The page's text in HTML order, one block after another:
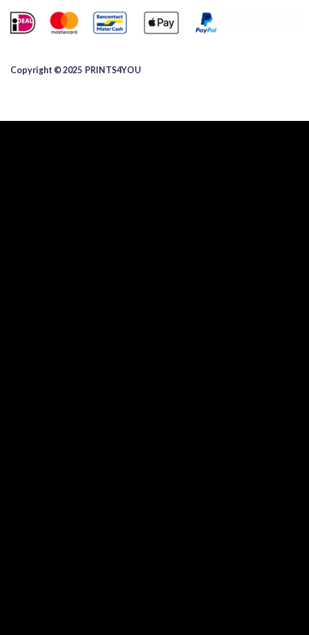
Copyright © 2025 ​PRINTS4YOU